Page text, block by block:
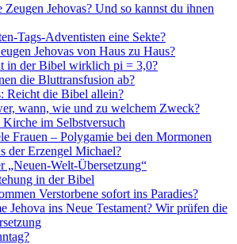
Zeugen Jehovas? Und so kannst du ihnen
Tags-Adventisten eine Sekte?
Jehovas von Haus zu Haus?
in der Bibel wirklich pi = 3,0?
die Bluttransfusion ab?
Reicht die Bibel allein?
wann, wie und zu welchem Zweck?
im Selbstversuch
Frauen – Polygamie bei den Mormonen
der Erzengel Michael?
„Neuen-Welt-Übersetzung“
in der Bibel
Verstorbene sofort ins Paradies?
Jehova ins Neue Testament? Wir prüfen die